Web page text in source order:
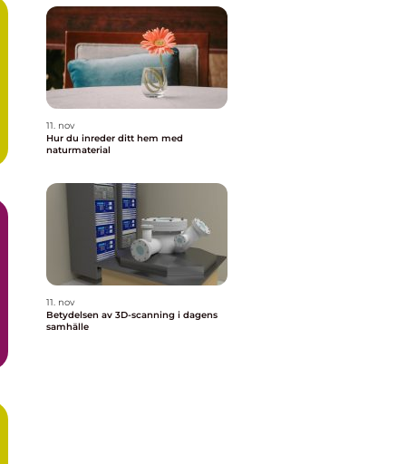
11. nov
Hur du inreder ditt hem med
naturmaterial
11. nov
Betydelsen av 3D-scanning i dagens
samhälle